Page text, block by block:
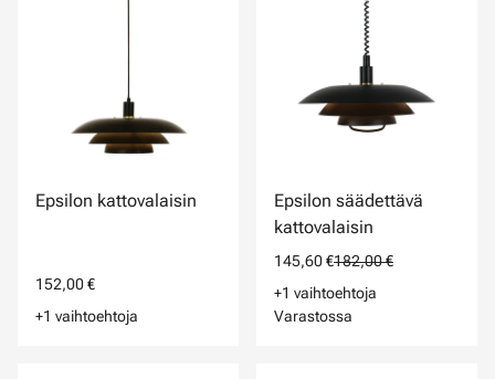
Epsilon kattovalaisin
152,00 €
+1 vaihtoehtoja
Epsilon säädettävä
kattovalaisin
145,60 €182,00 €
+1 vaihtoehtoja
Varastossa